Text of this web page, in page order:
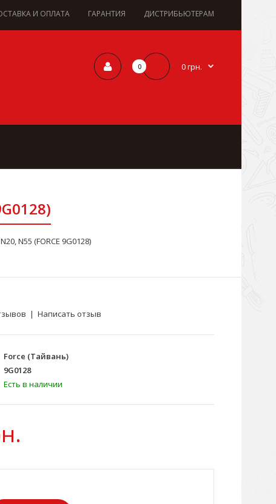
И ОПЛАТА ГАРАНТИЯ ДИСТРИБЬЮТЕРАМ
0 0 грн.
N55 (FORCE 9G0128)
| Написать отзыв
Force (Тайвань)
9G0128
Есть в наличии